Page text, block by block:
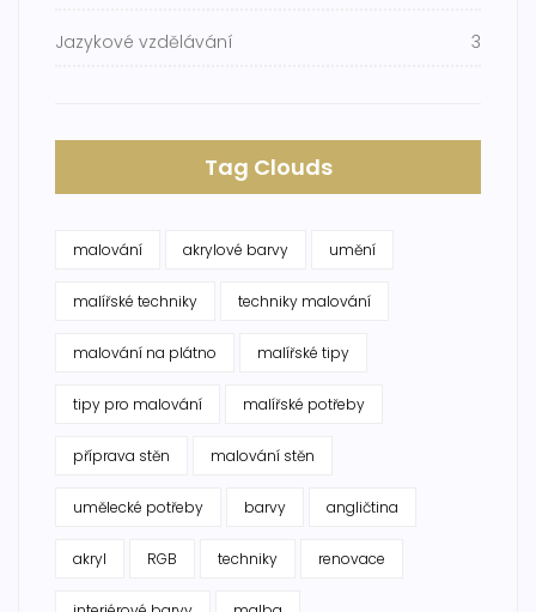
Jazykové vzdělávání 3
Tag Clouds
malování akrylové barvy umění
malířské techniky techniky malování
malování na plátno malířské tipy
tipy pro malování malířské potřeby
příprava stěn malování stěn
umělecké potřeby barvy angličtina
akryl RGB techniky renovace